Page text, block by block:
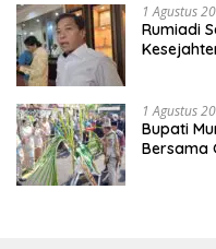
1 Agustus
Rumiadi
1 Agustus
Bupati
Bersama